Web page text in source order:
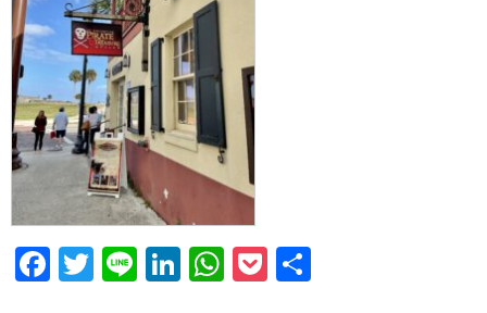
F
T
Li
Li
W P